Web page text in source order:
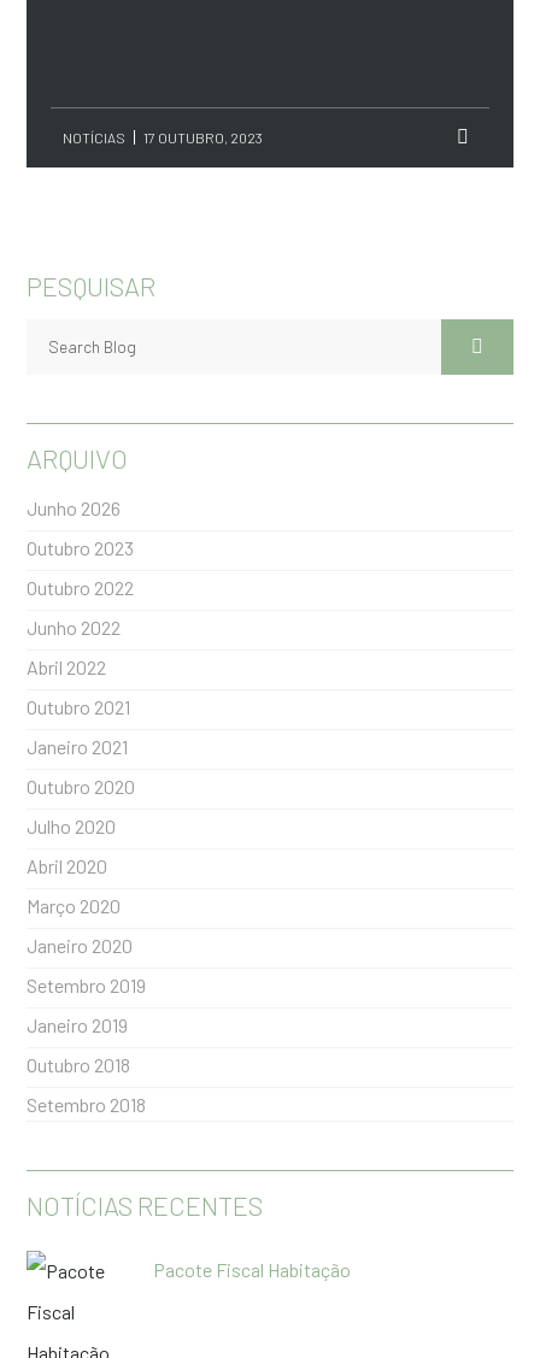
NOTÍCIAS 17 OUTUBRO, 2023
PESQUISAR
ARQUIVO
Junho 2026
Outubro 2023
Outubro 2022
Junho 2022
Abril 2022
Outubro 2021
Janeiro 2021
Outubro 2020
Julho 2020
Abril 2020
Março 2020
Janeiro 2020
Setembro 2019
Janeiro 2019
Outubro 2018
Setembro 2018
NOTÍCIAS RECENTES
Pacote Fiscal Habitação